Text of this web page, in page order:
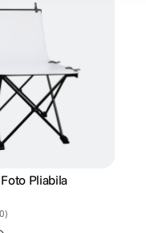
Pliabila